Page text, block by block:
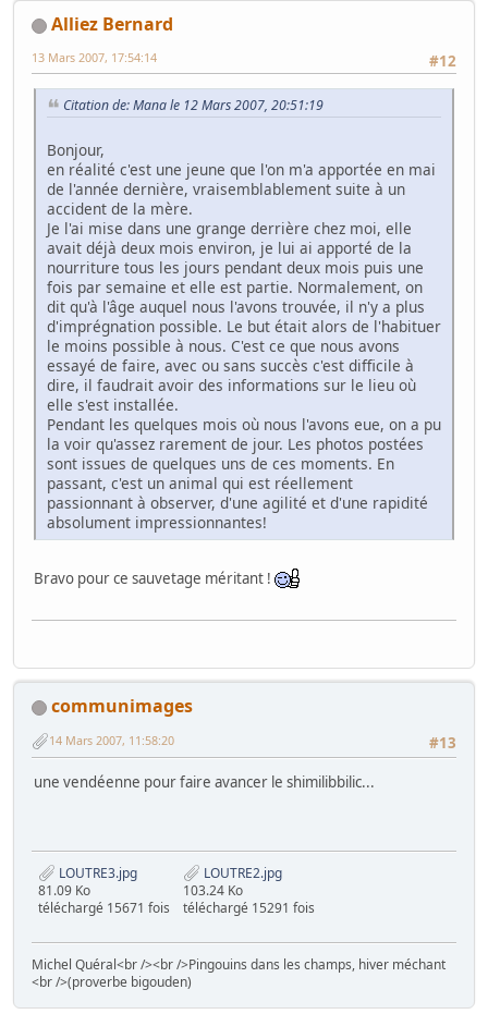
Alliez Bernard
#12
13 Mars 2007, 17:54:14
Citation de: Mana le 12 Mars 2007, 20:51:19
Bonjour,
en réalité c'est une jeune que l'on m'a apportée en mai
de l'année dernière, vraisemblablement suite à un
accident de la mère.
Je l'ai mise dans une grange derrière chez moi, elle
avait déjà deux mois environ, je lui ai apporté de la
nourriture tous les jours pendant deux mois puis une
fois par semaine et elle est partie. Normalement, on
dit qu'à l'âge auquel nous l'avons trouvée, il n'y a plus
d'imprégnation possible. Le but était alors de l'habituer
le moins possible à nous. C'est ce que nous avons
essayé de faire, avec ou sans succès c'est difficile à
dire, il faudrait avoir des informations sur le lieu où
elle s'est installée.
Pendant les quelques mois où nous l'avons eue, on a pu
la voir qu'assez rarement de jour. Les photos postées
sont issues de quelques uns de ces moments. En
passant, c'est un animal qui est réellement
passionnant à observer, d'une agilité et d'une rapidité
absolument impressionnantes!
Bravo pour ce sauvetage méritant !
communimages
#13
14 Mars 2007, 11:58:20
une vendéenne pour faire avancer le shimilibbilic...
LOUTRE3.jpg
81.09 Ko
téléchargé 15671 fois
LOUTRE2.jpg
103.24 Ko
téléchargé 15291 fois
Michel Quéral<br /><br />Pingouins dans les champs, hiver méchant
<br />(proverbe bigouden)